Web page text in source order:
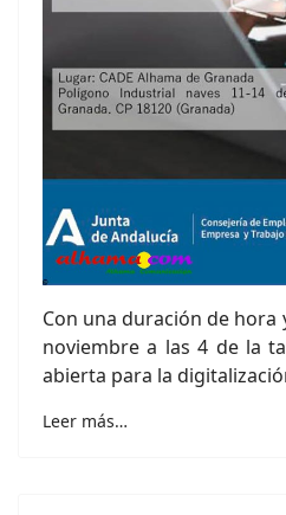
Con una duración de hora
noviembre a las 4 de la
abierta para la
Leer más…